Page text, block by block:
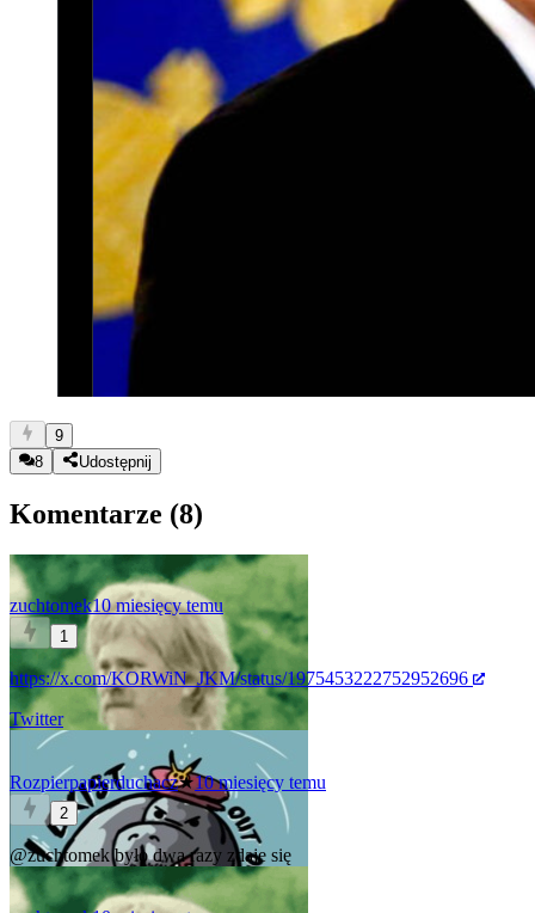
9
8
Udostępnij
Komentarze (8)
zuchtomek10 miesięcy temu
1
https://x.com/KORWiN_JKM/status/1975453222752952696
Twitter
Rozpierpapierduchacz★10 miesięcy temu
2
@zuchtomekbyło dwa razy zdaje się